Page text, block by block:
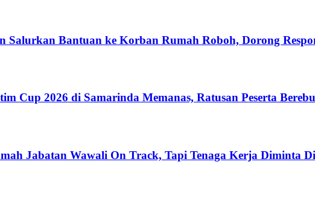
Bantuan ke Korban Rumah Roboh, Dorong
Cup 2026 di Samarinda Memanas, Ratusan Peserta
Jabatan Wawali On Track, Tapi Tenaga Kerja Diminta